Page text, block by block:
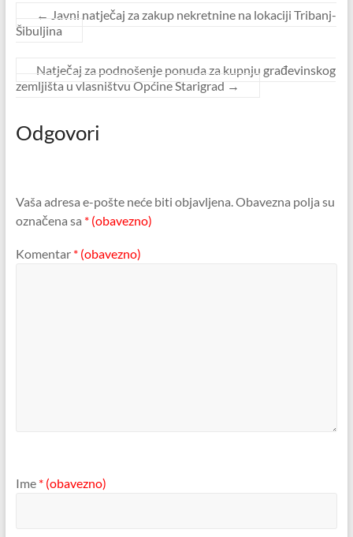
← Javni natječaj za zakup nekretnine na lokaciji Tribanj-
Šibuljina
Natječaj za podnošenje ponuda za kupnju građevinskog
zemljišta u vlasništvu Općine Starigrad →
Odgovori
Vaša adresa e-pošte neće biti objavljena.Obavezna polja su
označena sa * (obavezno)
Komentar * (obavezno)
Ime * (obavezno)